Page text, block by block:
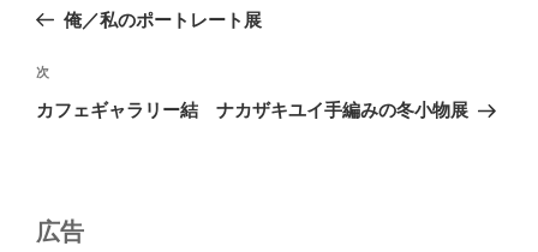
ビ
ゲ
ン
の
稿
俺／私のポートレート展
次
の
次
カフェギャラリー結 ナカザキユイ手編みの冬小物展
広告